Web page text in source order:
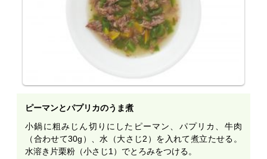
ピーマンとパプリカのうま煮
小鍋に粗みじん切りにしたピーマン、パプリカ、牛肉
（合わせて30g）、水（大さじ2）を入れて煮立たせる。
水溶き片栗粉（小さじ1）でとろみをつける。